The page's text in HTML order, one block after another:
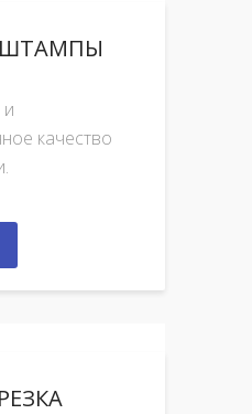
качество